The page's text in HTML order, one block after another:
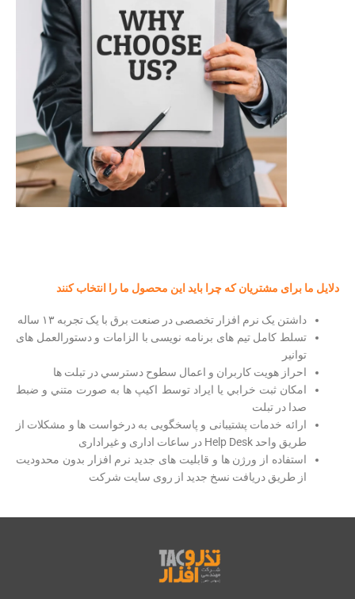
دلایل ما برای مشتریان که چرا باید این محصول ما را انتخاب کنند
داشتن یک نرم افزار تخصصی در صنعت برق با یک تجربه ۱۳ ساله
تسلط کامل تیم های برنامه نویسی با الزامات و دستورالعمل های
توانیر
احراز هويت كاربران و اعمال سطوح دسترسي در تبلت ها
امكان ثبت خرابي يا ايراد توسط اکیپ ها به صورت متني و ضبط
صدا در تبلت
ارائه خدمات پشتیبانی و پاسخگویی به درخواست ها و مشکلات از
طریق واحد Help Desk در ساعات اداری و غیراداری
استفاده از ورژن ها و قابلیت های جدید نرم افزار بدون محدودیت
از طریق دریافت نسخ جدید از روی سایت شرکت